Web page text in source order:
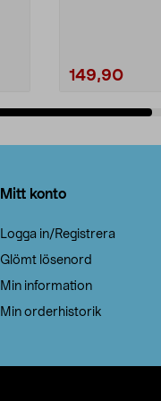
149,90
Mitt konto
Logga in/Registrera
Glömt lösenord
Min information
Min orderhistorik